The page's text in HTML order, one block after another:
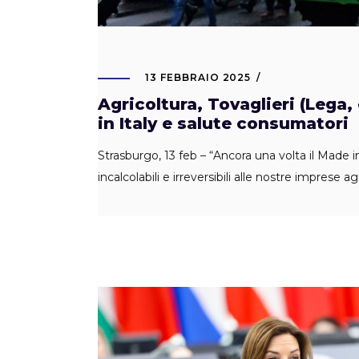
13 FEBBRAIO 2025
Agricoltura, Tovaglieri
in Italy e salute consumatori
Strasburgo, 13 feb – “Ancora una volta il
incalcolabili e irreversibili alle nostre imprese